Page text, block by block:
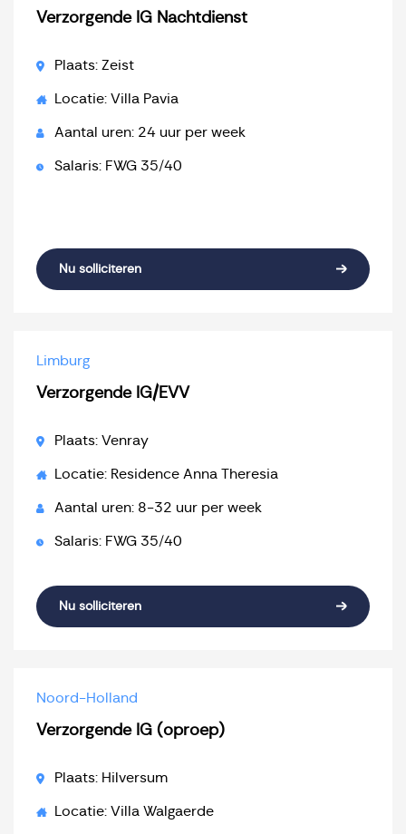
Verzorgende IG Nachtdienst
Plaats: Zeist
Locatie: Villa Pavia
Aantal uren: 24 uur per week
Salaris: FWG 35/40
Nu solliciteren
Limburg
Verzorgende IG/EVV
Plaats: Venray
Locatie: Residence Anna Theresia
Aantal uren: 8-32 uur per week
Salaris: FWG 35/40
Nu solliciteren
Noord-Holland
Verzorgende IG (oproep)
Plaats: Hilversum
Locatie: Villa Walgaerde